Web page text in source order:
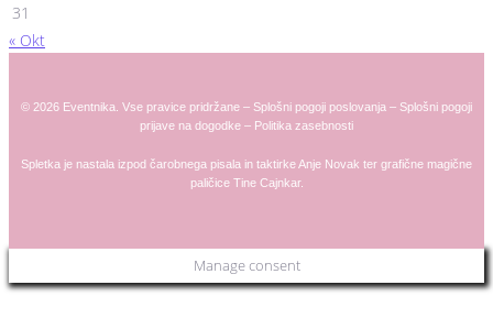
31
« Okt
© 2026 Eventnika. Vse pravice pridržane – Splošni pogoji poslovanja – Splošni pogoji
prijave na dogodke – Politika zasebnosti
Spletka je nastala izpod čarobnega pisala in taktirkeAnje Novak ter grafične magične
paličice Tine Cajnkar.
Manage consent